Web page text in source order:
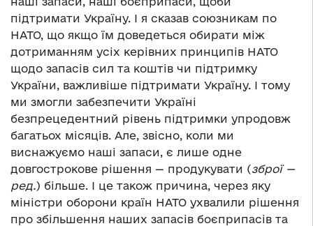
підтримати Україну. І я сказав союзникам по
НАТО, що якщо їм доведеться обирати між
дотриманням усіх керівних принципів НАТО
щодо запасів сил та коштів чи підтримку
України, важливіше підтримати Україну. І тому
ми змогли забезпечити Україні
безпрецедентний рівень підтримки упродовж
багатьох місяців. Але, звісно, коли ми
виснажуємо наші запаси, є лише одне
довгострокове рішення — продукувати (зброї —
ред.) більше. І це також причина, через яку
міністри оборони країн НАТО ухвалили рішення
про збільшення наших запасів боєприпасів та